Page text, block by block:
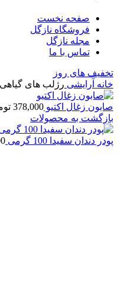
صفحه نخست
فروشگاه نازگل
مجله نازگل
تماس با ما
تخفیف های روز
خانه آرایشی رژلب های
صابون زغال اکتیو 378,000
بازگشت به محصولات
پودر دندان سفیدا 100 گرمی